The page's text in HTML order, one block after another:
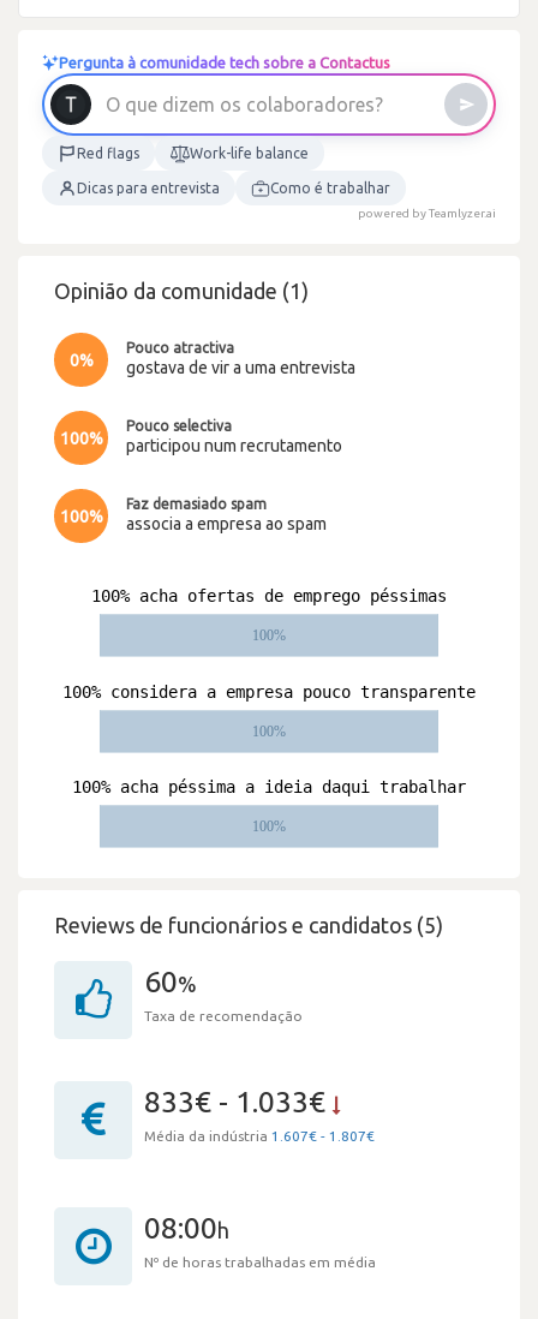
Pergunta à comunidade tech sobre a Contactus
O que d izem os colaborad ores?
Red flags Work-life balance
Dicas para entrevista Como é trabalhar
powered by Teamlyzer.ai
Opinião da comunidade (1)
0%
Pouco atractiva
gostava de vir a uma entrevista
100%
Pouco selectiva
participou num recrutamento
100%
Faz demasiado spam
associa a empresa ao spam
Reviews de funcionários e candidatos (5)
60%
Taxa de recomendação
833€ - 1.033€
Média da indústria 1.607€ - 1.807€
08:00h
Nº de horas trabalhadas em média